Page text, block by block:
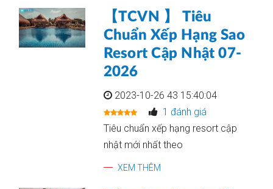
【TCVN 】 Tiêu
Chuẩn Xếp Hạng Sao
Resort Cập Nhật 07-
2026
2023-10-26 43 15:40:04
1 đánh giá
Tiêu chuẩn xếp hạng resort cập
nhật mới nhất theo
XEM THÊM